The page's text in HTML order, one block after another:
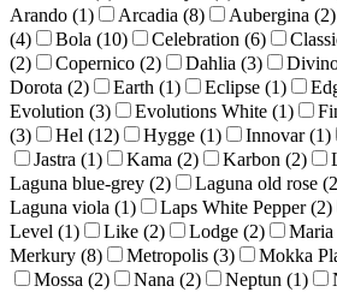
Arando (1) Arcadia (8) Aubergina (2)
(4) Bola (10) Celebration (6)
(2) Copernico (2) Dahlia (3)
Dorota (2) Earth (1) Eclipse (1)
Evolution (3) Evolutions White (1)
(3) Hel (12) Hygge (1) Innovar (1)
Jastra (1) Kama (2) Karbon (2)
Laguna blue-grey (2) Laguna old rose (2
Laguna viola (1) Laps White Pepper (2)
Level (1) Like (2) Lodge (2) Maria
Merkury (8) Metropolis (3) Mokka
Mossa (2) Nana (2) Neptun (1)